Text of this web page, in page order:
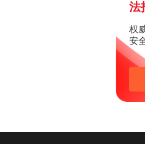
法
权
安